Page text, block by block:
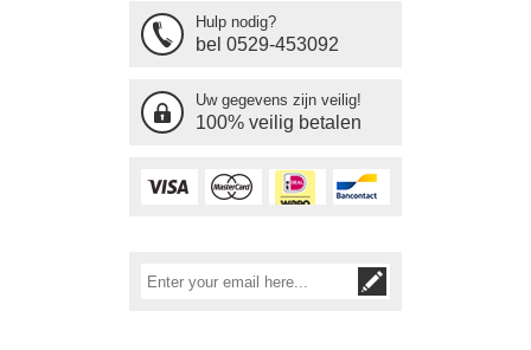
Hulp nodig?
bel 0529-453092
Uw gegevens zijn veilig!
100% veilig betalen